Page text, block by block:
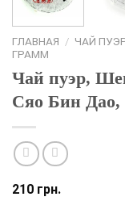
ГЛАВНАЯ / ЧАЙ
ГРАММ
Чай пуэр,
Сяо Бин Дао,
210 грн.